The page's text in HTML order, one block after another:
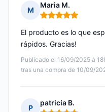
M
Maria M.
Nota: 5 de 5
Publicado el 16/09/2025 à
tras una compra de 10/09/
El producto es lo que
rápidos. Gracias!
P
patricia B.